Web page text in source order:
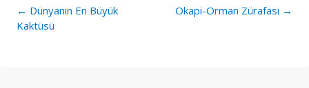
Post
navigation
← Dünyanın En Büyük
Kaktüsü
Okapi-Orman Zürafası →